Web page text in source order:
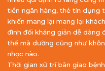
tiền ngân hàng, thẻ tín dụng
khiến mang lại mang lại
đình đối kháng giản dễ dàng
thể mà dường cũng như
nhọc nào.
Thời gian xử trí bàn giao